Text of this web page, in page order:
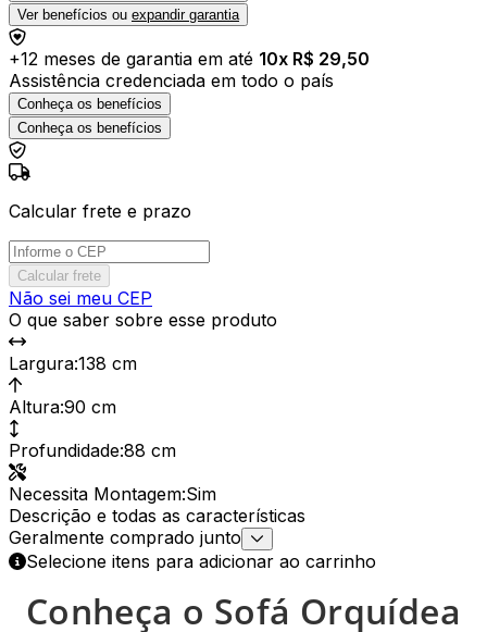
Ver benefícios ou expandir garantia
+12 meses de garantia em até 10x R$ 29,50
Assistência credenciada em todo o país
Conheça os benefícios
Conheça os benefícios
Calcular frete e prazo
Calcular frete
Não sei meu CEP
O que saber sobre esse produto
Largura:138 cm
Altura:90 cm
Profundidade:88 cm
Necessita Montagem:Sim
Descrição e todas as características
Geralmente comprado junto
Selecione itens para adicionar ao carrinho
Conheça o Sofá Orquídea